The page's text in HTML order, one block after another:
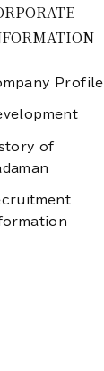
Profile
of